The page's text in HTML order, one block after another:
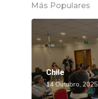
Más Populares
Chile
14 Outubro, 2025